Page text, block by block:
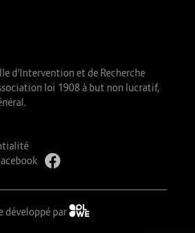
d’Intervention et de Recherche
loi 1908 à but non lucratif,
développé par